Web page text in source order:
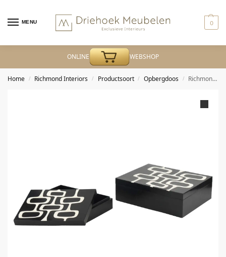
MENU 0
ONLINE WEBSHOP
Home / Richmond Interiors / Productsoort / Opbergdoos / Richmond – Opbergdoos Lux black/white (Set of 2)